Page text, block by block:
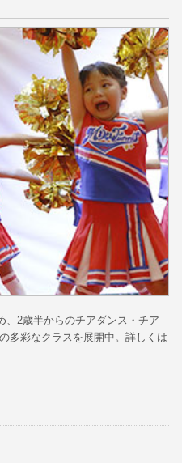
、2歳半からのチアダンス・チア
多彩なクラスを展開中。詳しくは